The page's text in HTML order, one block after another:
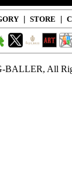
| STORE |
BALLER, All